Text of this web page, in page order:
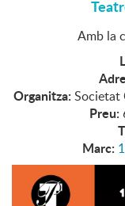
Amb la
Organitza: Societat
Preu:
Marc: